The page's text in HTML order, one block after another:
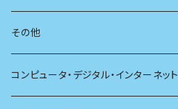
別冊太陽
社会
哲学
地理
雷鳥社辞典シリーズ
その他
珈琲
コンピュータ・デジタル・インターネット